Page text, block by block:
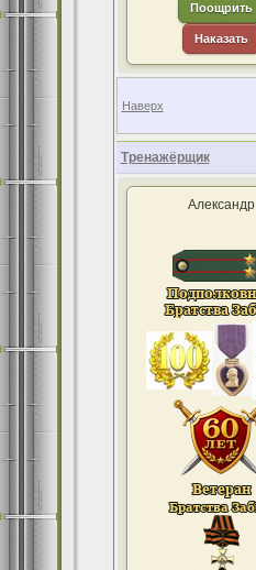
Поощрить
Наказать
Наверх
Тренажёрщик
Александр